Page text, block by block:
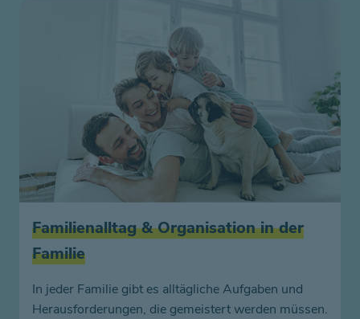
Familienalltag & Organisation in der
Familie
In jeder Familie gibt es alltägliche Aufgaben und
Herausforderungen, die gemeistert werden müssen.